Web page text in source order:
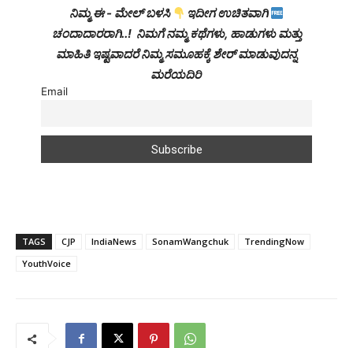
ನಿಮ್ಮ ಈ - ಮೇಲ್ ಬಳಸಿ
ಇದೀಗ ಉಚಿತವಾಗಿ
ಚಂದಾದಾರರಾಗಿ..! ನಿಮಗೆ ನಮ್ಮ ಕಥೆಗಳು, ಹಾಡುಗಳು ಮತ್ತು
ಮಾಹಿತಿ ಇಷ್ಟವಾದರೆ ನಿಮ್ಮ ಸಮೂಹಕ್ಕೆ ಶೇರ್ ಮಾಡುವುದನ್ನ
ಮರೆಯದಿರಿ
Email
TAGS CJP IndiaNews SonamWangchuk
TrendingNow
YouthVoice